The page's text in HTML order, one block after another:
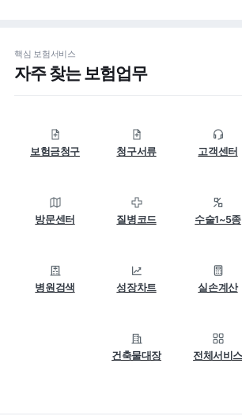
핵심 보험서비스
자주 찾는 보험업무
보험금청구 청구서류 고객센터
방문센터 질병코드 수술1~5종
병원검색 성장차트 실손계산
건축물대장 전체서비스